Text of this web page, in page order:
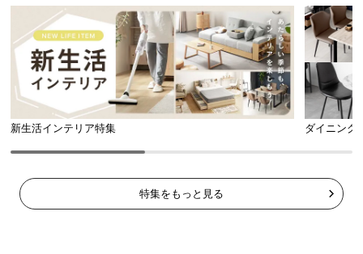
新生活インテリア特集 ダイニング
特集をもっと見る